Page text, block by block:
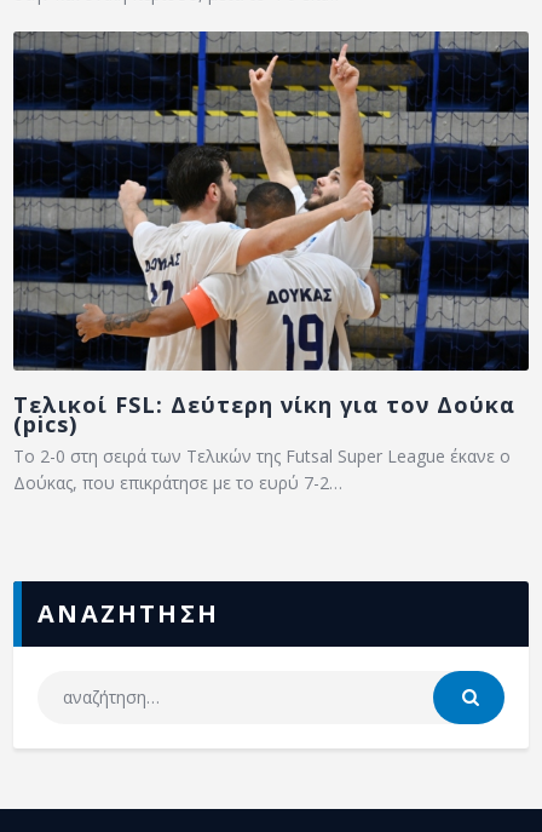
Τελικοί FSL: Δεύτερη νίκη για τον Δούκα
(pics)
Το 2-0 στη σειρά των Τελικών της Futsal Super League έκανε ο
Δούκας, που επικράτησε με το ευρύ 7-2…
ΑΝΑΖΗΤΗΣΗ